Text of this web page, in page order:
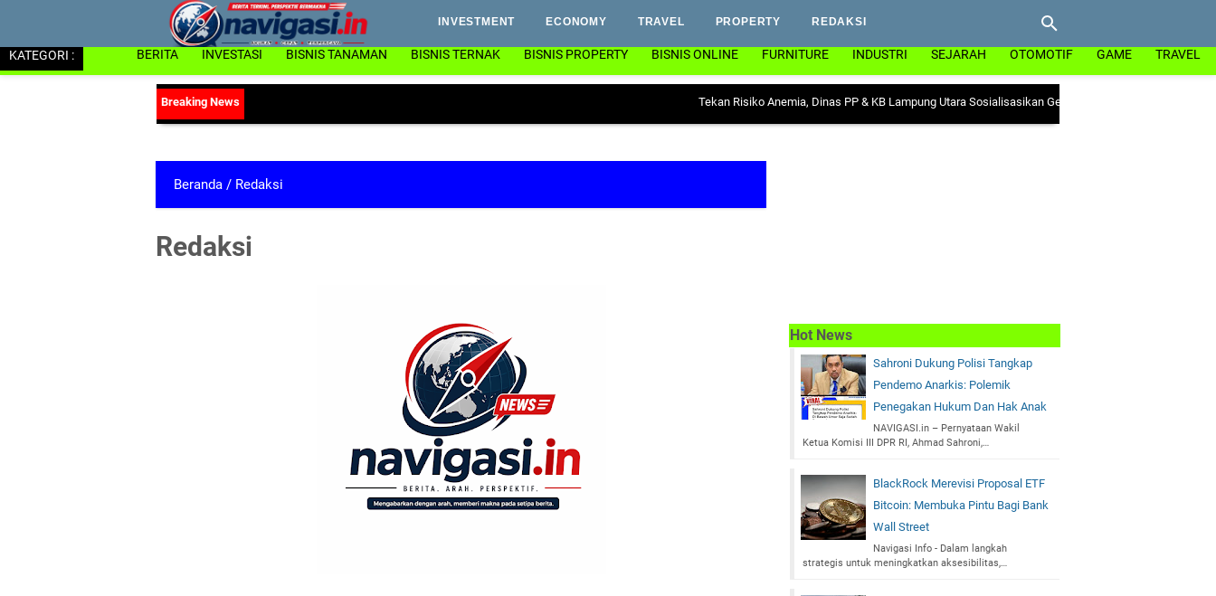
INVESTMENT ECONOMY TRAVEL PROPERTY REDAKSI
KATEGORI : BERITA INVESTASI BISNIS TANAMAN BISNIS TERNAK BISNIS PROPERTY BISNIS ONLINE FURNITURE INDUSTRI SEJARAH OTOMOTIF GAME TRAVEL
Tekan Risiko Anemia, Dinas PP & KB Lampung Utara Sosialisasikan Gerakan "Ayo Minum Tablet Tambah
Beranda / Redaksi
Redaksi
Hot News
Sahroni Dukung Polisi Tangkap
Pendemo Anarkis: Polemik
Penegakan Hukum Dan Hak Anak
NAVIGASI.in – Pernyataan Wakil
Ketua Komisi III DPR RI, Ahmad Sahroni,…
BlackRock Merevisi Proposal ETF
Bitcoin: Membuka Pintu Bagi Bank
Wall Street
Navigasi Info - Dalam langkah
strategis untuk meningkatkan aksesibilitas,…